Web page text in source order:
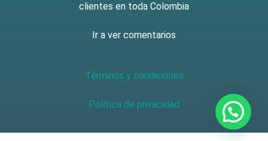
clientes en toda Colombia
Ir a ver comentarios
Términos y condiciones
Política de privacidad